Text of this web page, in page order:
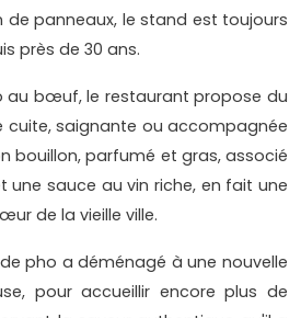
de panneaux, le stand est toujours
près de 30 ans.
au bœuf, le restaurant propose du
cuite, saignante ou accompagnée
bouillon, parfumé et gras, associé
une sauce au vin riche, en fait une
de la vieille ville.
pho a déménagé à une nouvelle
pour accueillir encore plus de